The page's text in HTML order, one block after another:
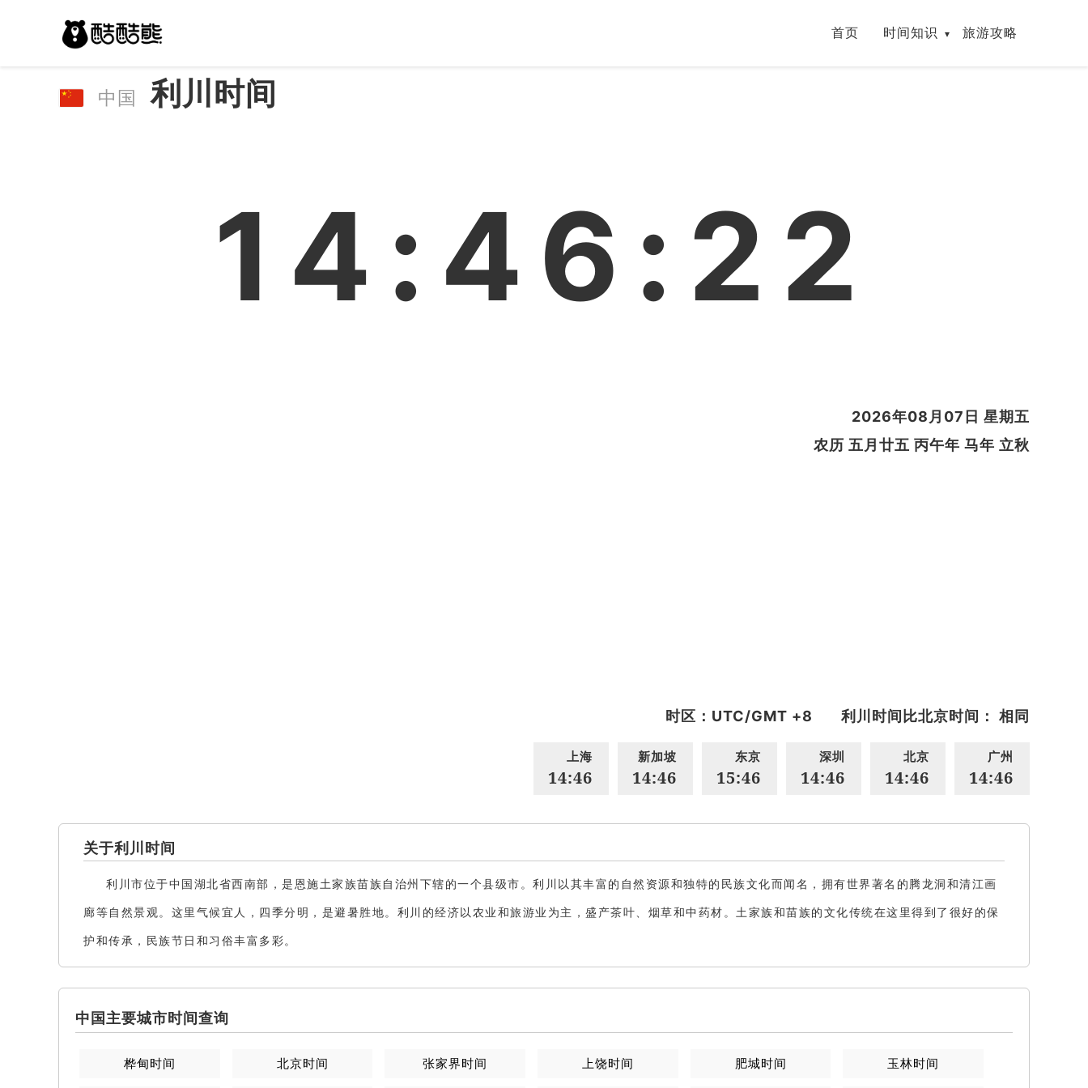
首页 时间知识 旅游攻略
中国 利川时间
14:46:23
2026年08月07日 星期五
农历 五月廿五 丙午年 马年 立秋
时区：UTC/GMT +8 利川时间比北京时间： 相同
上海
14:46
新加坡
14:46
东京
15:46
深圳
14:46
北京
14:46
广州
14:46
关于利川时间
利川市位于中国湖北省西南部，是恩施土家族苗族自治州下辖的一个县级市。利川以其丰富的自然资源和独特的民族文化而闻名，拥有世界著名的腾龙洞和清江画
廊等自然景观。这里气候宜人，四季分明，是避暑胜地。利川的经济以农业和旅游业为主，盛产茶叶、烟草和中药材。土家族和苗族的文化传统在这里得到了很好的保
护和传承，民族节日和习俗丰富多彩。
中国主要城市时间查询
桦甸时间 北京时间 张家界时间 上饶时间 肥城时间 玉林时间